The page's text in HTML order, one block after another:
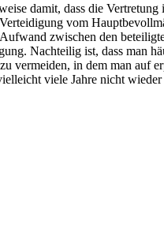
damit, dass die
vom
zwischen den
Nachteilig ist, dass
in dem man auf
viele Jahre nicht